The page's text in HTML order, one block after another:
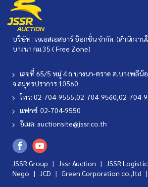
บริษัท : เจเอสเอสอาร์ อ๊อกชั่น จำกัด. (สำนักงา
บางนา กม.35 ( Free Zone)
เลขที่ 65/5 หมู่ 4 ถ.บางนา-ตราด ต.บางพลีน้
จ.สมุทรปราการ 10560
โทร: 02-704-9555,02-704-9560,02-704-
แฟกซ์: 02-704-9550
อีเมล: auctionsite@jssr.co.th
JSSR Group | Jssr Auction | JSSR
Nego | JCD | Green Corporation co.,ltd |